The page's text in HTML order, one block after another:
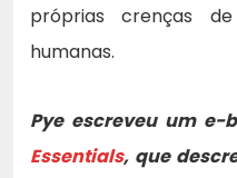
próprias crenças
humanas.
Pye escreveu um e-
Essentials, que